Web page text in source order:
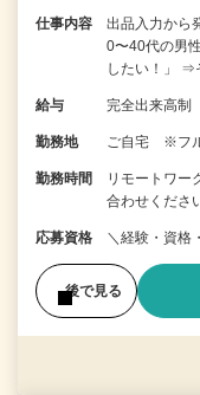
仕事内容
出品入力から
0〜40代の男
したい！」 ⇒
給与 完全出来高制
勤務地 ご自宅 ※フ
勤務時間
リモートワー
合わせくださ
応募資格 ＼経験・資格
後で見る